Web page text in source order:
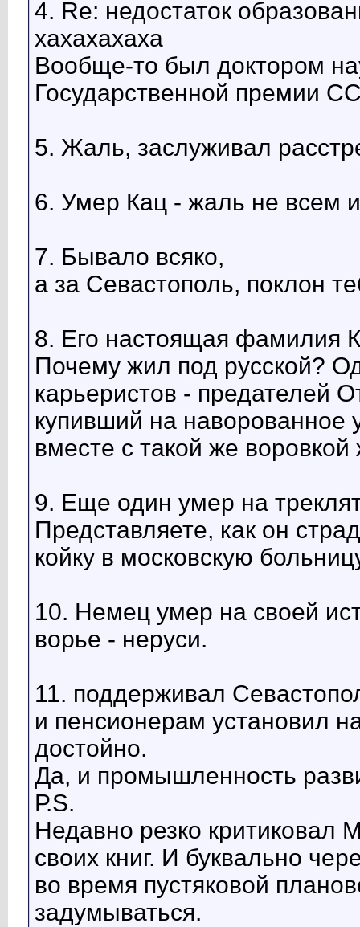
4. Re: недостаток
хахахахаха
Вообще-то был доктором
Государственной премии
5. Жаль, заслуживал
6. Умер Кац - жаль не всем
7. Бывало всяко,
а за Севастополь, поклон
8. Его настоящая фамилия
Почему жил под русской?
карьеристов - предателей
купивший на наворованное
вместе с такой же
9. Еще один умер на
Представляете, как он
койку в московскую
10. Немец умер на своей
ворье - неруси.
11. поддерживал
и пенсионерам установил
достойно.
Да, и промышленность
Р.S.
Недавно резко критиковал
своих книг. И буквально
во время пустяковой
задумываться.